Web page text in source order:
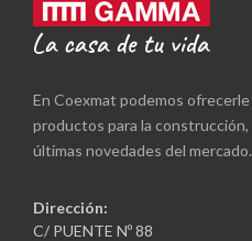
En Coexmat podemos
productos para la
últimas novedades del mercado.
Dirección:
C/ PUENTE Nº 88